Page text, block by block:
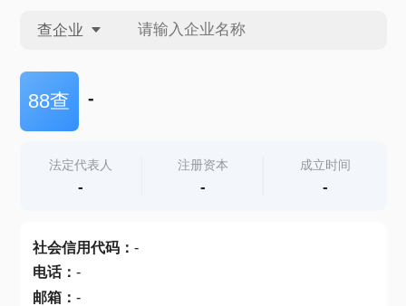
查企业
查企业
查产地
88查 -
法定代表人
-
注册资本
-
成立时间
-
社会信用代码： -
电话： -
邮箱： -